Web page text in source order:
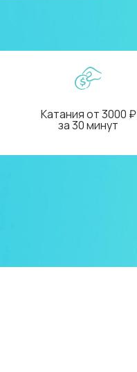
Катания от 3000 ₽
за 30 минут